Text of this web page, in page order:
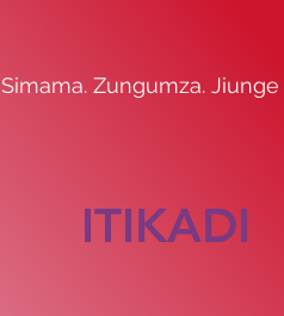
Simama. Zungumza. Jiunge
ITIKADI